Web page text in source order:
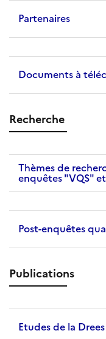
Partenaires
Documents à
Recherche
Thèmes de
enquêtes "VQS"
Post-enquêtes
Publications
Etudes de la Drees